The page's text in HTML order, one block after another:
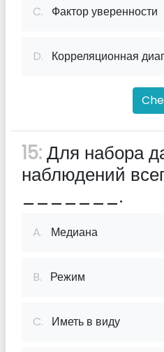
C. Фактор уверенности
D. Корреляционная
15:Для набора
наблюдений
_______.
A. Медиана
B. Режим
C. Иметь в виду